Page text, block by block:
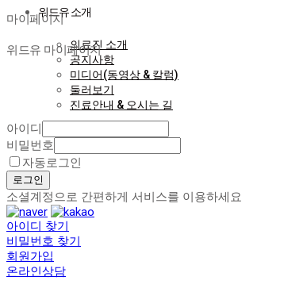
위드유 소개
의료진 소개
공지사항
미디어(동영상 & 칼럼)
둘러보기
진료안내 & 오시는 길
마이페이지
마이페이지
위드유 마이페이지
아이디
비밀번호
자동로그인
로그인
소셜계정으로 간편하게 서비스를 이용하세요
아이디 찾기
비밀번호 찾기
회원가입
온라인상담